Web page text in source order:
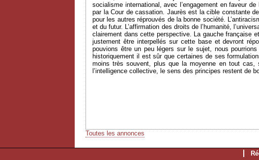
socialisme international, avec l’engagement en faveur
par la Cour de cassation. Jaurès est la cible constante
pour les autres réprouvés de la bonne société.
et du futur. L’affirmation des droits de l’humanité,
clairement dans cette perspective. La gauche française
justement être interpellés sur cette base et devront
pouvions être un peu légers sur le sujet, nous
historiquement il est sûr que certaines de ses
moins très souvent, plus que la moyenne en tout cas,
l’intelligence collective, le sens des principes restent de
Toutes les annonces